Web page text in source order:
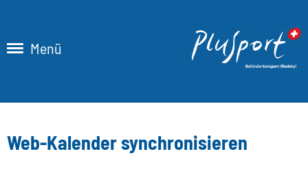
Menü
Web-Kalender synchronisieren